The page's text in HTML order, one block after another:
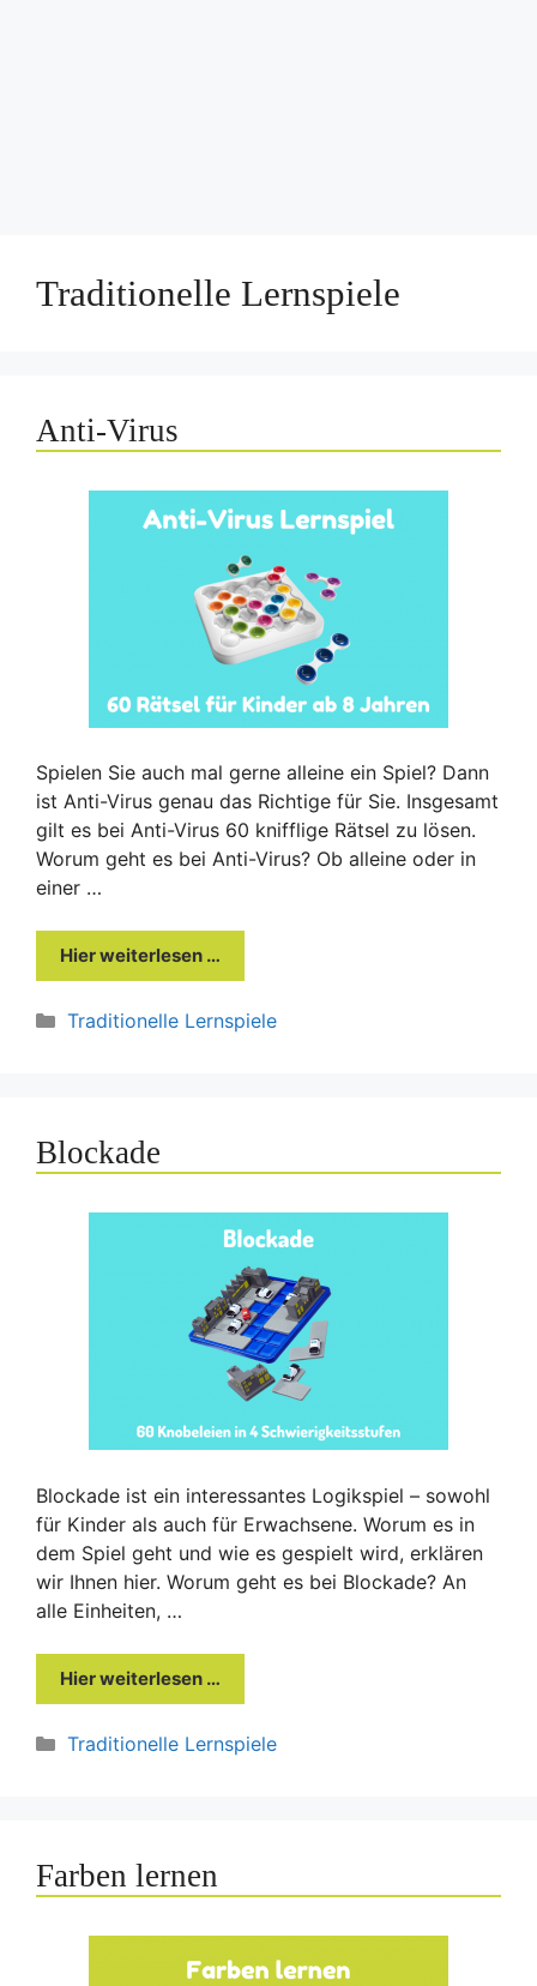
Traditionelle Lernspiele
Anti-Virus
Spielen Sie auch mal gerne alleine ein Spiel? Dann
ist Anti-Virus genau das Richtige für Sie. Insgesamt
gilt es bei Anti-Virus 60 knifflige Rätsel zu lösen.
Worum geht es bei Anti-Virus? Ob alleine oder in
einer …
Hier weiterlesen …
Kategorien
Traditionelle Lernspiele
Blockade
Blockade ist ein interessantes Logikspiel – sowohl
für Kinder als auch für Erwachsene. Worum es in
dem Spiel geht und wie es gespielt wird, erklären
wir Ihnen hier. Worum geht es bei Blockade? An
alle Einheiten, …
Hier weiterlesen …
Kategorien
Traditionelle Lernspiele
Farben lernen